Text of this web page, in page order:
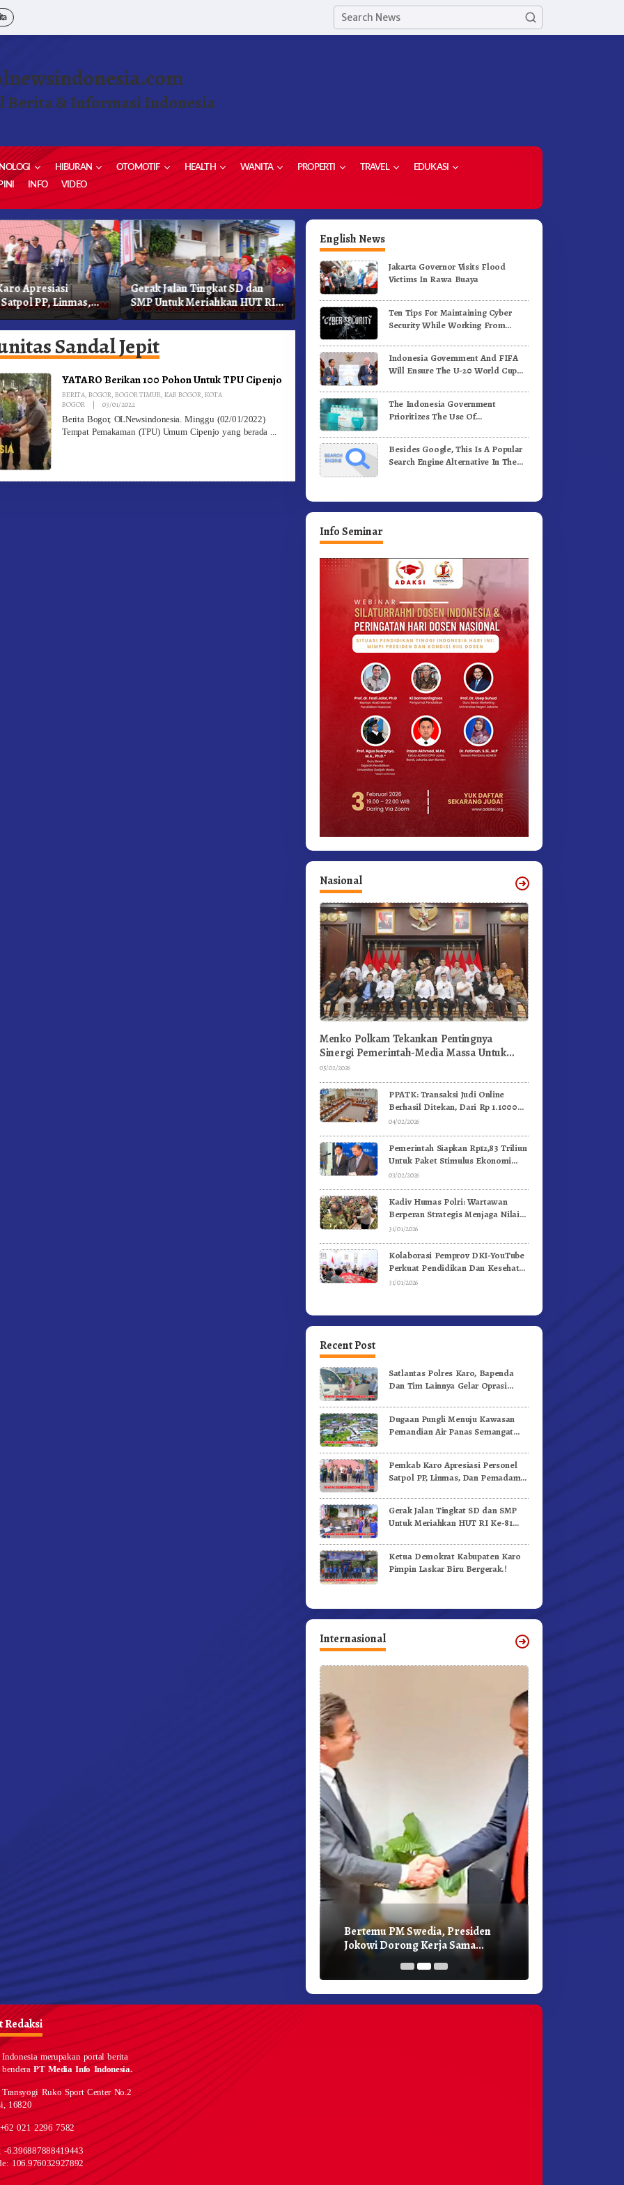
Berita & Informasi Indonesia
HIBURAN OTOMOTIF HEALTH WANITA PROPERTI TRAVEL
EDUKASI
INFO VIDEO
»
Apresiasi
PP, Linmas,
Kebakaran
Gerak Jalan Tingkat SD dan
SMP Untuk Meriahkan HUT RI
Ke-81 Dibuka Sekda Karo
Ketua Demokrat Kabupaten
Karo Pimpin Laskar Biru
Bergerak.!
Pemkab Karo Gelar Gerak
Jalan Kemerdekaan.!
Sandal Jepit
YATARO Berikan 100 Pohon Untuk TPU Cipenjo
BERITA,BOGOR,BOGOR TIMUR,KAB BOGOR,KOTA
BOGOR
| 03/01/2022By
Berita Bogor, OLNewsindonesia. Minggu (02/01/2022)
Tempat Pemakaman (TPU) Umum Cipenjo yang berada
English News
Jakarta Governor Visits Flood
Victims In Rawa Buaya
Ten Tips For Maintaining Cyber
Security While Working From
Indonesia Government And FIFA
Will Ensure The U-20 World Cup
Standards
The Indonesia Government
Prioritizes The Use Of
Vaccines
Besides Google, This Is A Popular
Search Engine Alternative In The
Info Seminar
Nasional
Menko Polkam Tekankan Pentingnya
Sinergi Pemerintah-Media Massa Untuk
Jaga Stabilitas Bangsa
05/02/2026
PPATK: Transaksi Judi Online
Berhasil Ditekan, Dari Rp 1.1000
Triliun Menjadi Rp 268 Triliun
04/02/2026
Pemerintah Siapkan Rp12,83 Triliun
Untuk Paket Stimulus Ekonomi
Kuartal I-2026
03/02/2026
Kadiv Humas Polri: Wartawan
Berperan Strategis Menjaga Nilai
Kebangsaan, Demokrasi, dan NKRI
31/01/2026
Kolaborasi Pemprov DKI-YouTube
Perkuat Pendidikan Dan Kesehatan
Mental
31/01/2026
Recent Post
Satlantas Polres Karo, Bapenda
Dan Tim Lainnya Gelar Oprasi
Dugaan Pungli Menuju Kawasan
Pemandian Air Panas Semangat
Videokan!
Pemkab Karo Apresiasi Personel
Satpol PP, Linmas, Dan Pemadam
Gerak Jalan Tingkat SD dan SMP
Untuk Meriahkan HUT RI Ke-81
Ketua Demokrat Kabupaten Karo
Pimpin Laskar Biru Bergerak.!
Internasional
Bertemu PM Swedia, Presiden
Jokowi Dorong Kerja Sama
Pembangunan Hijau
Redaksi
Indonesia merupakan portal berita
benderaPT Media Info Indonesia.
Ruko Sport Center No.2
16820
021 2296 7582
-6.396887888419443
106.976032927892